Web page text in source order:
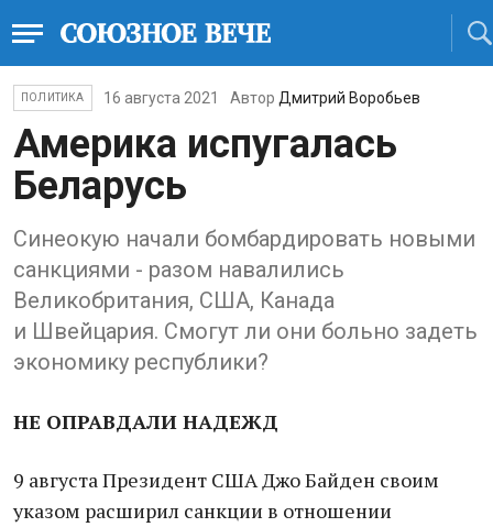
ПОЛИТИКА 16 августа 2021 Автор Дмитрий Воробьев
Америка испугалась
Беларусь
Синеокую начали бомбардировать новыми
санкциями - разом навалились
Великобритания, США, Канада
и Швейцария. Смогут ли они больно задеть
экономику республики?
НЕ ОПРАВДАЛИ НАДЕЖД
9 августа Президент США Джо Байден своим
указом расширил санкции в отношении